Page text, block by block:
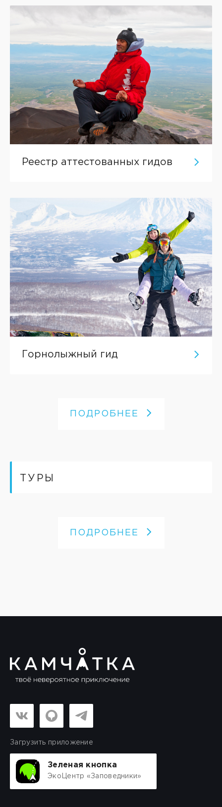
Реестр аттестованных гидов
Горнолыжный гид
ПОДРОБНЕЕ
ТУРЫ
ПОДРОБНЕЕ
Загрузить приложение
Зеленая кнопка
ЭкоЦентр «Заповедники»